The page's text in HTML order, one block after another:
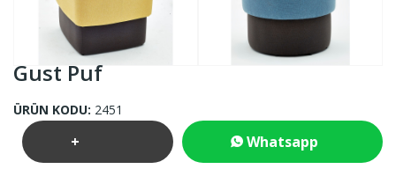
Gust Puf
ÜRÜN KODU: 2451
+ Whatsapp